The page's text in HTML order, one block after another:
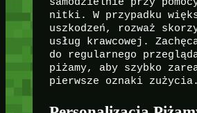
samodzielnie przy
nitki. W przypadku
uszkodzeń, rozważ
usług krawcowej.
do regularnego
piżamy, aby szybko
pierwsze oznaki zużycia.